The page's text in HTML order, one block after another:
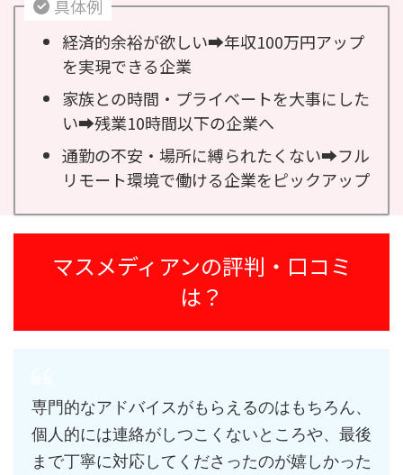
具体例
経済的余裕が欲しい➡︎年収100万円アップ
を実現できる企業
家族との時間・プライベートを大事にした
い➡︎残業10時間以下の企業へ
通勤の不安・場所に縛られたくない➡︎フル
リモート環境で働ける企業をピックアップ
マスメディアンの評判・口コミ
は？
専門的なアドバイスがもらえるのはもちろん、
個人的には連絡がしつこくないところや、最後
まで丁寧に対応してくださったのが嬉しかった